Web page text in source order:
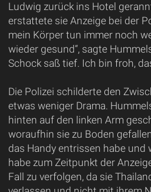
Ludwig zurück ins Hotel
erstattete sie Anzeige bei der
mein Körper tun immer noch
wieder gesund“, sagte
Schock saß tief. Ich bin froh,
Die Polizei schilderte den
etwas weniger Drama.
hinten auf den linken Arm
woraufhin sie zu Boden
das Handy entrissen habe und
habe zum Zeitpunkt der
Fall zu verfolgen, da sie